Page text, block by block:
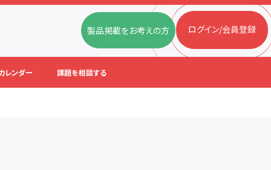
製品掲載をお考えの方 ログイン/会員登録
レンダー 課題を相談する